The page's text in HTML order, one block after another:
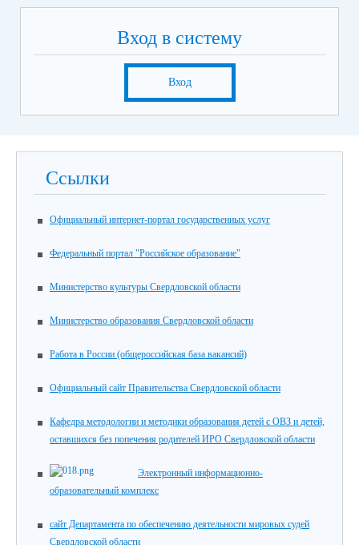
Вход в систему
Вход
Ссылки
Официальный интернет-портал государственных услуг
Федеральный портал "Российское образование"
Министерство культуры Свердловской области
Министерство образования Свердловской области
Работа в России (общероссийская база вакансий)
Официальный сайт Правительства Свердловской области
Кафедра методологии и методики образования детей с ОВЗ и детей,
оставшихся без попечения родителей ИРО Свердловской области
Электронный информационно-
образовательный комплекс
сайт Департамента по обеспечению деятельности мировых судей
Свердловской области